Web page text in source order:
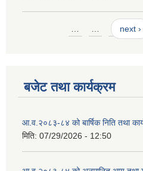
next ›
बजेट तथा कार्यक्रम
आ.व.२०८३-८४ को बार्षिक निति तथा
मिति: 07/29/2026 - 12:50